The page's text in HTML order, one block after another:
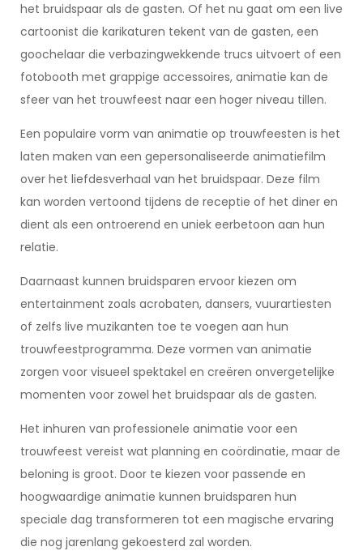
het bruidspaar als de gasten. Of het nu gaat om een live
cartoonist die karikaturen tekent van de gasten, een
goochelaar die verbazingwekkende trucs uitvoert of een
fotobooth met grappige accessoires, animatie kan de
sfeer van het trouwfeest naar een hoger niveau tillen.
Een populaire vorm van animatie op trouwfeesten is het
laten maken van een gepersonaliseerde animatiefilm
over het liefdesverhaal van het bruidspaar. Deze film
kan worden vertoond tijdens de receptie of het diner en
dient als een ontroerend en uniek eerbetoon aan hun
relatie.
Daarnaast kunnen bruidsparen ervoor kiezen om
entertainment zoals acrobaten, dansers, vuurartiesten
of zelfs live muzikanten toe te voegen aan hun
trouwfeestprogramma. Deze vormen van animatie
zorgen voor visueel spektakel en creëren onvergetelijke
momenten voor zowel het bruidspaar als de gasten.
Het inhuren van professionele animatie voor een
trouwfeest vereist wat planning en coördinatie, maar de
beloning is groot. Door te kiezen voor passende en
hoogwaardige animatie kunnen bruidsparen hun
speciale dag transformeren tot een magische ervaring
die nog jarenlang gekoesterd zal worden.